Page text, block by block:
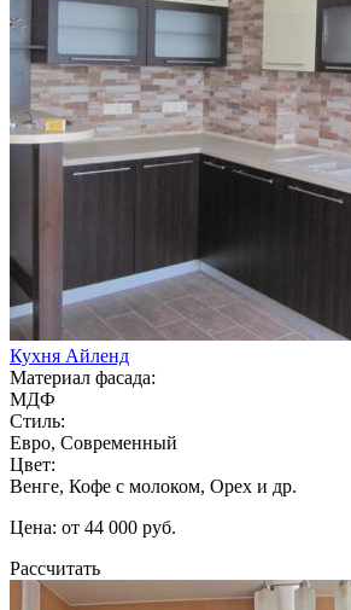
Кухня Айленд
Материал фасада:
МДФ
Стиль:
Евро, Современный
Цвет:
Венге, Кофе с молоком, Орех и др.
Цена: от 44 000 руб.
Рассчитать